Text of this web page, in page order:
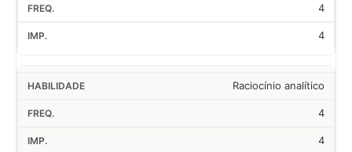
4
4
Raciocínio analítico
4
4